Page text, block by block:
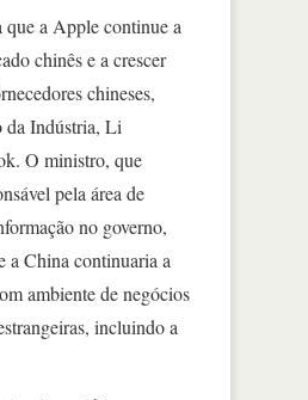
que a Apple continue a
chinês e a crescer
chineses,
da Indústria, Li
O ministro, que
pela área de
no governo,
a China continuaria a
ambiente de negócios
incluindo a